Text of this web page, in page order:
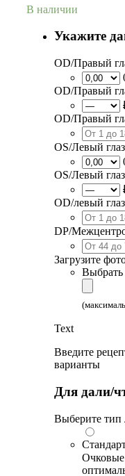
В наличии
Укажите
OD/Правый
OD/Правый
OD/Правый
OS/Левый
OS/Левый
OD/левый
DP/
Загрузите
Text
Введите
варианты
Для дали/
Выберите тип